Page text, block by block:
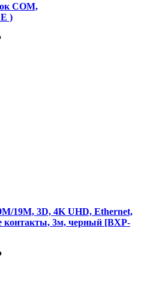
COM,
)
19M, 3D, 4K UHD, Ethernet,
контакты, 3м, черный [BXP-